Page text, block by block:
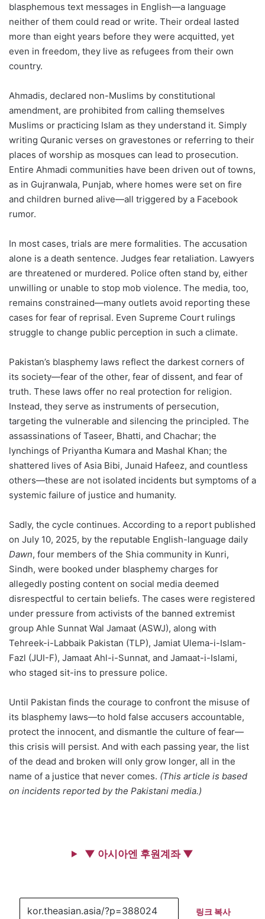
blasphemous text messages in English—a language
neither of them could read or write. Their ordeal lasted
more than eight years before they were acquitted, yet
even in freedom, they live as refugees from their own
country.
Ahmadis, declared non-Muslims by constitutional
amendment, are prohibited from calling themselves
Muslims or practicing Islam as they understand it. Simply
writing Quranic verses on gravestones or referring to their
places of worship as mosques can lead to prosecution.
Entire Ahmadi communities have been driven out of towns,
as in Gujranwala, Punjab, where homes were set on fire
and children burned alive—all triggered by a Facebook
rumor.
In most cases, trials are mere formalities. The accusation
alone is a death sentence. Judges fear retaliation. Lawyers
are threatened or murdered. Police often stand by, either
unwilling or unable to stop mob violence. The media, too,
remains constrained—many outlets avoid reporting these
cases for fear of reprisal. Even Supreme Court rulings
struggle to change public perception in such a climate.
Pakistan’s blasphemy laws reflect the darkest corners of
its society—fear of the other, fear of dissent, and fear of
truth. These laws offer no real protection for religion.
Instead, they serve as instruments of persecution,
targeting the vulnerable and silencing the principled. The
assassinations of Taseer, Bhatti, and Chachar; the
lynchings of Priyantha Kumara and Mashal Khan; the
shattered lives of Asia Bibi, Junaid Hafeez, and countless
others—these are not isolated incidents but symptoms of a
systemic failure of justice and humanity.
Sadly, the cycle continues. According to a report published
on July 10, 2025, by the reputable English-language daily
Dawn, four members of the Shia community in Kunri,
Sindh, were booked under blasphemy charges for
allegedly posting content on social media deemed
disrespectful to certain beliefs. The cases were registered
under pressure from activists of the banned extremist
group Ahle Sunnat Wal Jamaat (ASWJ), along with
Tehreek-i-Labbaik Pakistan (TLP), Jamiat Ulema-i-Islam-
Fazl (JUI-F), Jamaat Ahl-i-Sunnat, and Jamaat-i-Islami,
who staged sit-ins to pressure police.
Until Pakistan finds the courage to confront the misuse of
its blasphemy laws—to hold false accusers accountable,
protect the innocent, and dismantle the culture of fear—
this crisis will persist. And with each passing year, the list
of the dead and broken will only grow longer, all in the
name of a justice that never comes. (This article is based
on incidents reported by the Pakistani media.)
▼ 아시아엔 후원계좌 ▼
링크 복사